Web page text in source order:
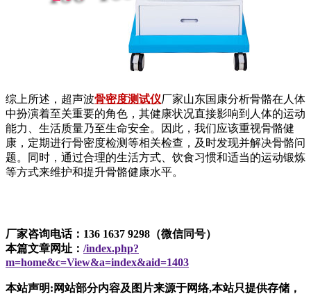
综上所述，超声波骨密度测试仪厂家山东国康分析骨骼在人体
中扮演着至关重要的角色，其健康状况直接影响到人体的运动
能力、生活质量乃至生命安全。因此，我们应该重视骨骼健
康，定期进行骨密度检测等相关检查，及时发现并解决骨骼问
题。同时，通过合理的生活方式、饮食习惯和适当的运动锻炼
等方式来维护和提升骨骼健康水平。
厂家咨询电话：136 1637 9298（微信同号）
本篇文章网址： /index.php?
m=home&c=View&a=index&aid=1403
本站声明:网站部分内容及图片来源于网络,本站只提供存储，